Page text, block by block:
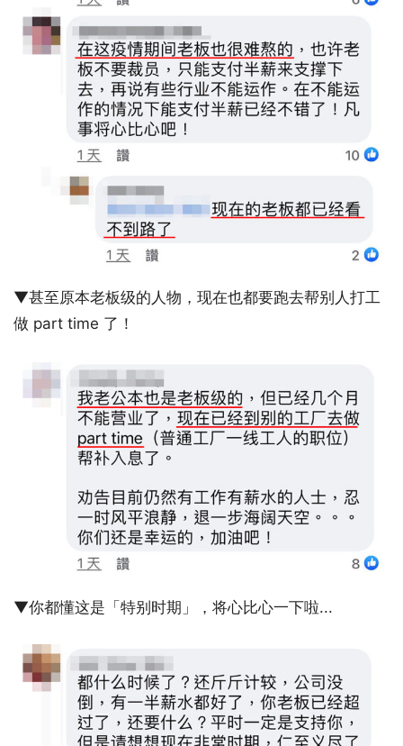
▼甚至原本老板级的人物，现在也都要跑去帮别人打工
做 part time 了！
▼你都懂这是「特别时期」，将心比心一下啦...